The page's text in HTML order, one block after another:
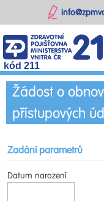
kód 211
Žádost o
přístupových
Zadání parametrů
Datum narození